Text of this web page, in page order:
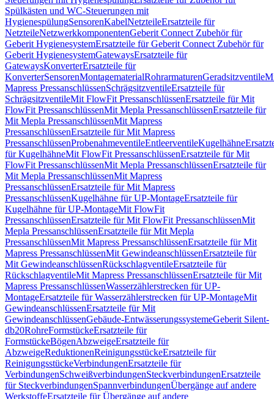
Spülkästen und WC-Steuerungen mit
HygienespülungSensorenKabelNetzteileErsatzteile für
NetzteileNetzwerkkomponentenGeberit Connect Zubehör für
Geberit HygienesystemErsatzteile für Geberit Connect Zubehör für
Geberit HygienesystemGatewaysErsatzteile für
GatewaysKonverterErsatzteile für
KonverterSensorenMontagematerialRohrarmaturenGeradsitzventile
Mapress PressanschlüssenSchrägsitzventileErsatzteile für
SchrägsitzventileMit FlowFit PressanschlüssenErsatzteile für Mit
FlowFit PressanschlüssenMit Mepla PressanschlüssenErsatzteile für
Mit Mepla PressanschlüssenMit Mapress
PressanschlüssenErsatzteile für Mit Mapress
PressanschlüssenProbenahmeventileEntleerventileKugelhähne
für KugelhähneMit FlowFit PressanschlüssenErsatzteile für Mit
FlowFit PressanschlüssenMit Mepla PressanschlüssenErsatzteile für
Mit Mepla PressanschlüssenMit Mapress
PressanschlüssenErsatzteile für Mit Mapress
PressanschlüssenKugelhähne für UP-MontageErsatzteile für
Kugelhähne für UP-MontageMit FlowFit
PressanschlüssenErsatzteile für Mit FlowFit PressanschlüssenMit
Mepla PressanschlüssenErsatzteile für Mit Mepla
PressanschlüssenMit Mapress PressanschlüssenErsatzteile für Mit
Mapress PressanschlüssenMit GewindeanschlüssenErsatzteile für
Mit GewindeanschlüssenRückschlagventileErsatzteile für
RückschlagventileMit Mapress PressanschlüssenErsatzteile für Mit
Mapress PressanschlüssenWasserzählerstrecken für UP-
MontageErsatzteile für Wasserzählerstrecken für UP-MontageMit
GewindeanschlüssenErsatzteile für Mit
GewindeanschlüssenGebäude-EntwässerungssystemeGeberit Silent-
db20RohreFormstückeErsatzteile für
FormstückeBögenAbzweigeErsatzteile für
AbzweigeReduktionenReinigungsstückeErsatzteile für
ReinigungsstückeVerbindungenErsatzteile für
VerbindungenSchweißverbindungenSteckverbindungenErsatzteile
für SteckverbindungenSpannverbindungenÜbergänge auf andere
WerkstoffeErsatzteile für Übergänge auf andere